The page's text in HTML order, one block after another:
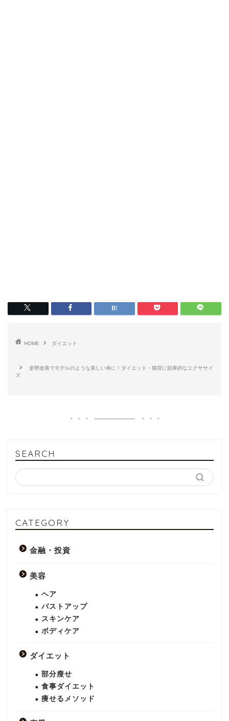
HOME ダイエット
姿勢改善でモデルのような美しい体に！ダイエット・猫背に効果的なエクササイ
ズ
SEARCH
CATEGORY
金融・投資
美容
ヘア
バストアップ
スキンケア
ボディケア
ダイエット
部分瘦せ
食事ダイエット
痩せるメソッド